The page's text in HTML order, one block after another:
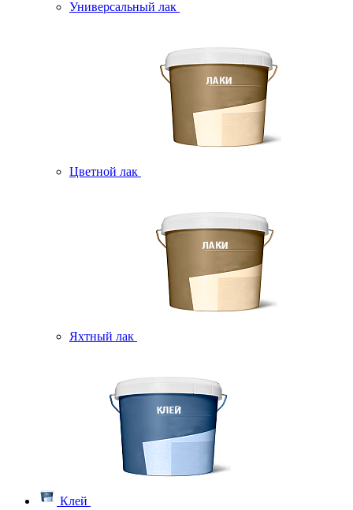
Универсальный лак
Цветной лак
Яхтный лак
Клей